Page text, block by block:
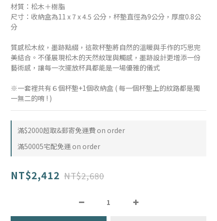
材質：松木＋樹脂
尺寸：收納盒為11 x 7 x 4.5 公分，杯墊直徑為9公分，厚度0.8公
分
質感松木紋，墨跡點綴，這款杯墊將自然的溫暖與手作的巧思完
美結合。不僅展現松木的天然紋理與觸感，墨跡設計更增添一份
藝術感，讓每一次擺放杯具都能是一場優雅的儀式
※一套裡共有６個杯墊+1個收納盒 ( 每一個杯墊上的紋路都是獨
一無二的唷 ! )
滿$2000超取&郵寄免運費 on order
滿50005宅配免運 on order
NT$2,412 NT$2,680